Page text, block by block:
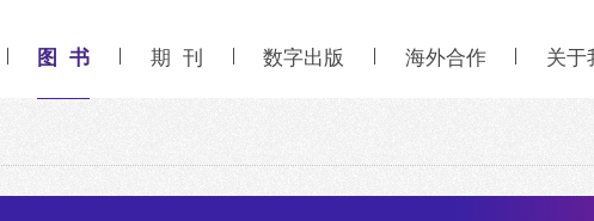
图 书 期 刊 数字出版 海外合作 关于